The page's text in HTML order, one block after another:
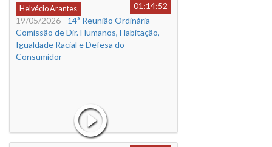
Helvécio Arantes
01:14:52
19/05/2026 - 14ª Reunião Ordinária -
Comissão de Dir. Humanos, Habitação,
Igualdade Racial e Defesa do
Consumidor